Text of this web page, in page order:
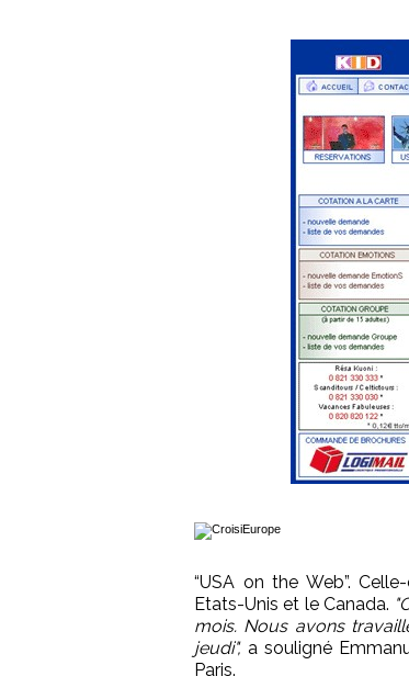
“USA on the Web”.
Etats-Unis et le Canada.
mois. Nous avons
jeudi", a souligné
Paris.